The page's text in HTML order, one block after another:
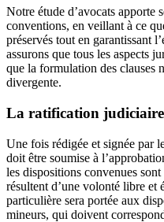
Notre étude d’avocats apporte
conventions, en veillant à ce
préservés tout en garantissant
assurons que tous les aspects
que la formulation des clauses
divergente.
La ratification
Une fois rédigée et signée par
doit être soumise à
les dispositions convenues
résultent d’une volonté libre et
particulière sera portée aux
mineurs, qui doivent